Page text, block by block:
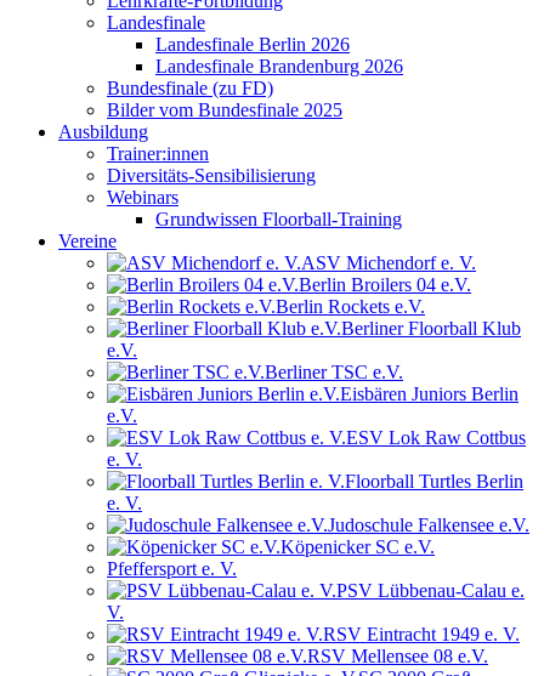
Landesfinale
Landesfinale Berlin 2026
Landesfinale Brandenburg 2026
Bundesfinale (zu FD)
Bilder vom Bundesfinale 2025
Ausbildung
Trainer:innen
Diversitäts-Sensibilisierung
Webinars
Grundwissen Floorball-Training
Vereine
ASV Michendorf e. V.
Berlin Broilers 04 e.V.
Berlin Rockets e.V.
Berliner Floorball Klub
e.V.
Berliner TSC e.V.
Eisbären Juniors Berlin
e.V.
ESV Lok Raw Cottbus
e. V.
Floorball Turtles Berlin
e. V.
Judoschule Falkensee e.V.
Köpenicker SC e.V.
Pfeffersport e. V.
PSV Lübbenau-Calau e.
V.
RSV Eintracht 1949 e. V.
RSV Mellensee 08 e.V.